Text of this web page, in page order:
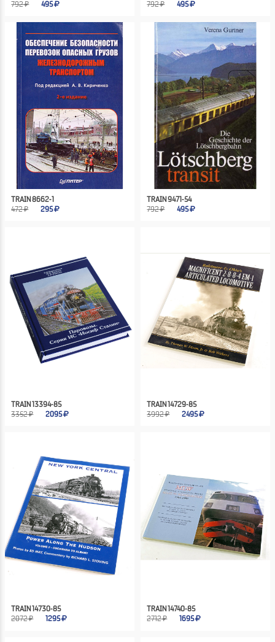
792 ₽
495
792 ₽
495
TRAIN 8662-1
472 ₽
295
TRAIN 9471-54
792 ₽
495
TRAIN 13394-85
3352 ₽
2095
TRAIN 14729-85
3992 ₽
2495
TRAIN 14730-85
2072 ₽
1295
TRAIN 14740-85
2712 ₽
1695